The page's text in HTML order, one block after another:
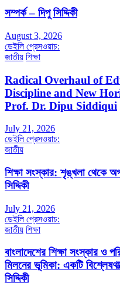
সম্পর্ক – দিপু সিদ্দিকী
August 3, 2026
ডেইলি প্রেসওয়াচ:
জাতীয় শিক্ষা
Radical Overhaul of
Discipline and New
Prof. Dr. Dipu Siddiqui
July 21, 2026
ডেইলি প্রেসওয়াচ:
জাতীয়
শিক্ষা সংস্কার: শৃঙ্খলা থেকে
সিদ্দিকী
July 21, 2026
ডেইলি প্রেসওয়াচ:
জাতীয় শিক্ষা
বাংলাদেশের শিক্ষা সংস্কার ও
মিলনের ভূমিকা: একটি
সিদ্দিকী